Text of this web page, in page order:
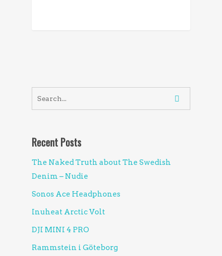
Recent Posts
The Naked Truth about The Swedish
Denim – Nudie
Sonos Ace Headphones
Inuheat Arctic Volt
DJI MINI 4 PRO
Rammstein i Göteborg